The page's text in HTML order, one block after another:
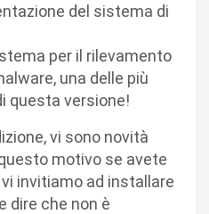
del sistema di
per il rilevamento
una delle più
questa versione!
vi sono novità
motivo se avete
invitiamo ad installare
dire che non è